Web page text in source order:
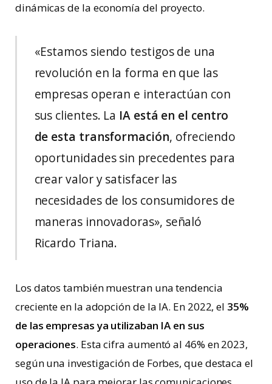
dinámicas de la economía del proyecto.
«Estamos siendo testigos de una
revolución en la forma en que las
empresas operan e interactúan con
sus clientes. La IA está en el centro
de esta transformación, ofreciendo
oportunidades sin precedentes para
crear valor y satisfacer las
necesidades de los consumidores de
maneras innovadoras», señaló
Ricardo Triana.
Los datos también muestran una tendencia
creciente en la adopción de la IA. En 2022, el 35%
de las empresas ya utilizaban IA en sus
operaciones. Esta cifra aumentó al 46% en 2023,
según una investigación de Forbes, que destaca el